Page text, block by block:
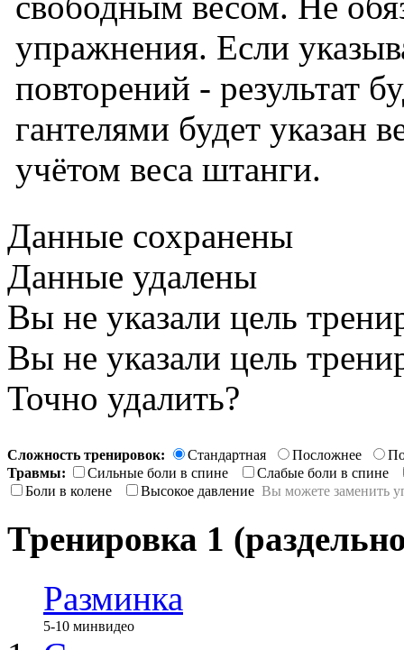
упражнения. Если
повторений - результат
гантелями будет указан
учётом веса штанги.
Данные сохранены
Данные удалены
Вы не указали цель
Вы не указали цель
Точно удалить?
Сложность тренировок: Стандартная Посложнее
Травмы:
Сильные боли в спине
Слабые боли в спине
Боли в колене
Высокое давление Вы можете заменить
Тренировка 1
Разминка
5-10 минвидео